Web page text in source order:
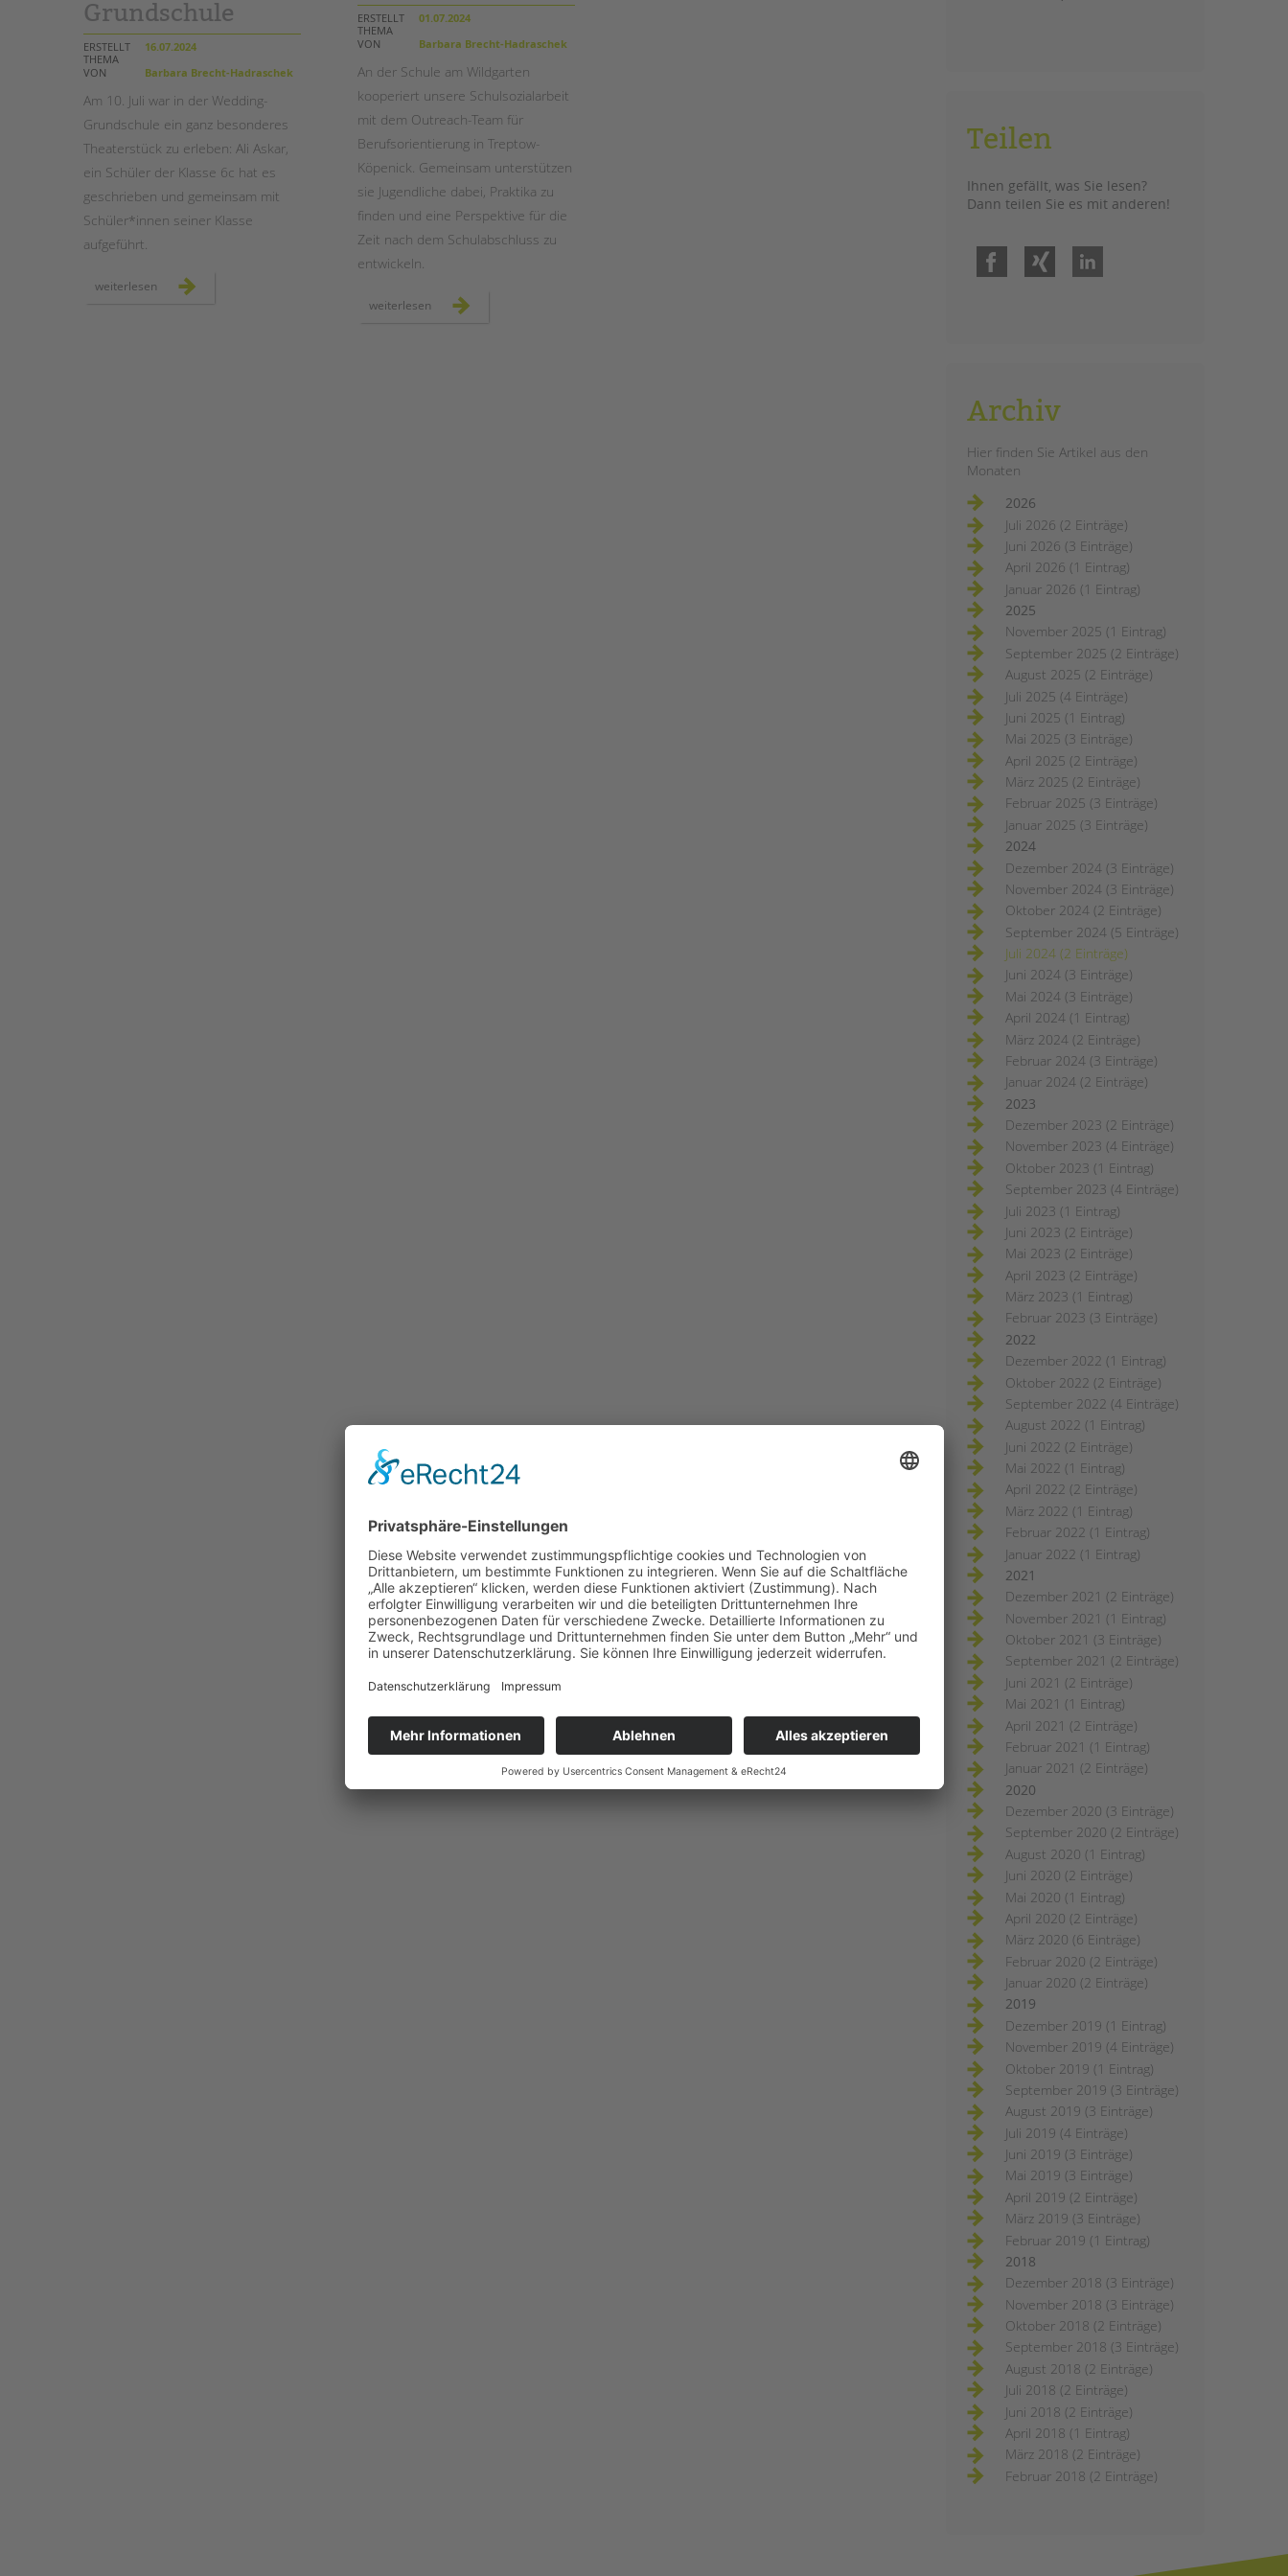
STADTTEILARBEIT
Grundschule
ERSTELLT
16.07.2024
THEMA
VON
Barbara Brecht-Hadraschek
Am 10. Juli war in der Wedding-
Grundschule ein ganz besonderes
Theaterstück zu erleben: Ali Askar,
ein Schüler der Klasse 6c hat es
geschrieben und gemeinsam mit
Schüler*innen seiner Klasse
aufgeführt.
weiterlesen “jeder
macht,
ERSTELLT
01.07.2024
THEMA
VON
Barbara Brecht-Hadraschek
An der Schule am Wildgarten
kooperiert unsere Schulsozialarbeit
mit dem Outreach-Team für
Berufsorientierung in Treptow-
Köpenick. Gemeinsam unterstützen
sie Jugendliche dabei, Praktika zu
finden und eine Perspektive für die
Zeit nach dem Schulabschluss zu
entwickeln.
weiterlesen berufsorientierung
Teilen
Ihnen gefällt, was Sie lesen?
Dann teilen Sie es mit anderen!
Facebook
Archiv
Hier finden Sie Artikel aus den
Monaten
2026
Juli 2026 (2 Einträge)
Juni 2026 (3 Einträge)
April 2026 (1 Eintrag)
Januar 2026 (1 Eintrag)
2025
November 2025 (1 Eintrag)
September 2025 (2 Einträge)
August 2025 (2 Einträge)
Juli 2025 (4 Einträge)
Juni 2025 (1 Eintrag)
Mai 2025 (3 Einträge)
April 2025 (2 Einträge)
März 2025 (2 Einträge)
Februar 2025 (3 Einträge)
Januar 2025 (3 Einträge)
2024
Dezember 2024 (3 Einträge)
November 2024 (3 Einträge)
Oktober 2024 (2 Einträge)
September 2024 (5 Einträge)
Juli 2024 (2 Einträge)
Juni 2024 (3 Einträge)
Mai 2024 (3 Einträge)
April 2024 (1 Eintrag)
März 2024 (2 Einträge)
Februar 2024 (3 Einträge)
Januar 2024 (2 Einträge)
2023
Dezember 2023 (2 Einträge)
November 2023 (4 Einträge)
Oktober 2023 (1 Eintrag)
September 2023 (4 Einträge)
Juli 2023 (1 Eintrag)
Juni 2023 (2 Einträge)
Mai 2023 (2 Einträge)
April 2023 (2 Einträge)
März 2023 (1 Eintrag)
Februar 2023 (3 Einträge)
2022
Dezember 2022 (1 Eintrag)
Oktober 2022 (2 Einträge)
September 2022 (4 Einträge)
August 2022 (1 Eintrag)
Juni 2022 (2 Einträge)
Mai 2022 (1 Eintrag)
April 2022 (2 Einträge)
März 2022 (1 Eintrag)
Februar 2022 (1 Eintrag)
Januar 2022 (1 Eintrag)
2021
Dezember 2021 (2 Einträge)
November 2021 (1 Eintrag)
Oktober 2021 (3 Einträge)
September 2021 (2 Einträge)
Juni 2021 (2 Einträge)
Mai 2021 (1 Eintrag)
April 2021 (2 Einträge)
Februar 2021 (1 Eintrag)
Januar 2021 (2 Einträge)
2020
Dezember 2020 (3 Einträge)
September 2020 (2 Einträge)
August 2020 (1 Eintrag)
Juni 2020 (2 Einträge)
Mai 2020 (1 Eintrag)
April 2020 (2 Einträge)
März 2020 (6 Einträge)
Februar 2020 (2 Einträge)
Januar 2020 (2 Einträge)
2019
Dezember 2019 (1 Eintrag)
November 2019 (4 Einträge)
Oktober 2019 (1 Eintrag)
September 2019 (3 Einträge)
August 2019 (3 Einträge)
Juli 2019 (4 Einträge)
Juni 2019 (3 Einträge)
Mai 2019 (3 Einträge)
April 2019 (2 Einträge)
März 2019 (3 Einträge)
Februar 2019 (1 Eintrag)
2018
Dezember 2018 (3 Einträge)
November 2018 (3 Einträge)
Oktober 2018 (2 Einträge)
September 2018 (3 Einträge)
August 2018 (2 Einträge)
Juli 2018 (2 Einträge)
Juni 2018 (2 Einträge)
April 2018 (1 Eintrag)
März 2018 (2 Einträge)
Februar 2018 (2 Einträge)